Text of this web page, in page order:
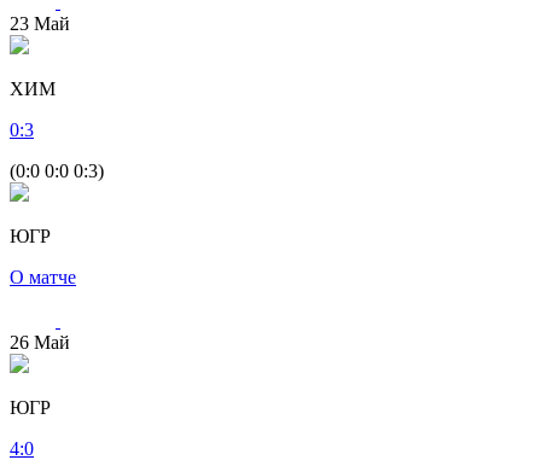
23 Май
ХИМ
0:3
(0:0 0:0 0:3)
ЮГР
О матче
26 Май
ЮГР
4:0